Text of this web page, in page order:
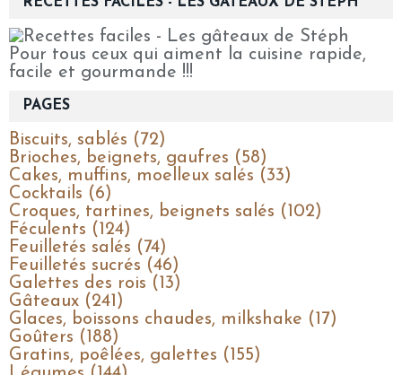
Pour tous ceux qui aiment la cuisine rapide,
facile et gourmande !!!
PAGES
Biscuits, sablés (72)
Brioches, beignets, gaufres (58)
Cakes, muffins, moelleux salés (33)
Cocktails (6)
Croques, tartines, beignets salés (102)
Féculents (124)
Feuilletés salés (74)
Feuilletés sucrés (46)
Galettes des rois (13)
Gâteaux (241)
Glaces, boissons chaudes, milkshake (17)
Goûters (188)
Gratins, poêlées, galettes (155)